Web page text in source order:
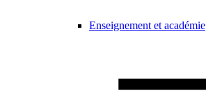
Enseignement et académie